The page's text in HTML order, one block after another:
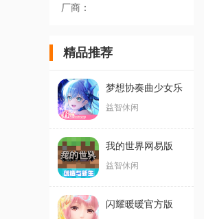
厂商：
精品推荐
梦想协奏曲少女乐
团派对最新版
益智休闲
我的世界网易版
益智休闲
闪耀暖暖官方版